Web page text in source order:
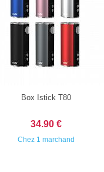
Box Istick T80
34.90 €
Chez 1 marchand